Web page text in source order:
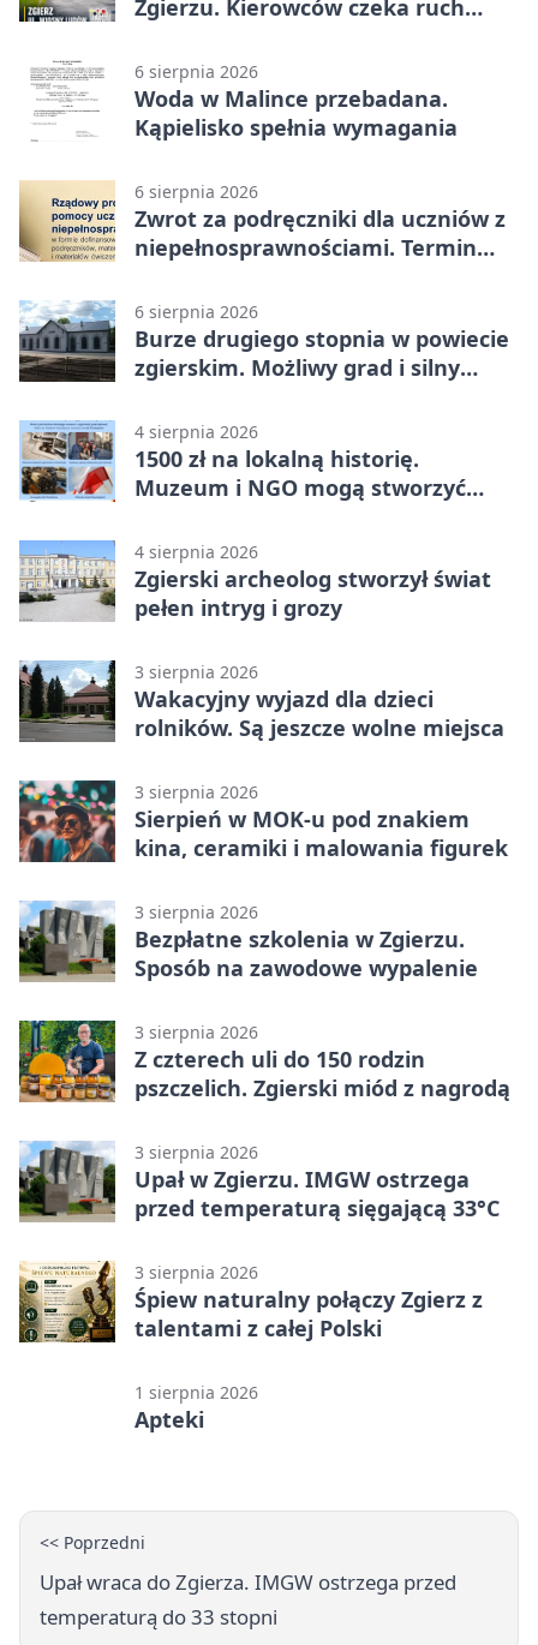
Zgierzu. Kierowców czeka ruch
6 sierpnia 2026
Woda w Malince przebadana.
Kąpielisko spełnia wymagania
6 sierpnia 2026
Zwrot za podręczniki dla uczniów z
niepełnosprawnościami. Termin
6 sierpnia 2026
Burze drugiego stopnia w powiecie
zgierskim. Możliwy grad i silny
4 sierpnia 2026
1500 zł na lokalną historię.
Muzeum i NGO mogą stworzyć
4 sierpnia 2026
Zgierski archeolog stworzył świat
pełen intryg i grozy
3 sierpnia 2026
Wakacyjny wyjazd dla dzieci
rolników. Są jeszcze wolne miejsca
3 sierpnia 2026
Sierpień w MOK-u pod znakiem
kina, ceramiki i malowania figurek
3 sierpnia 2026
Bezpłatne szkolenia w Zgierzu.
Sposób na zawodowe wypalenie
3 sierpnia 2026
Z czterech uli do 150 rodzin
pszczelich. Zgierski miód z nagrodą
3 sierpnia 2026
Upał w Zgierzu. IMGW ostrzega
przed temperaturą sięgającą 33°C
3 sierpnia 2026
Śpiew naturalny połączy Zgierz z
talentami z całej Polski
1 sierpnia 2026
Apteki
<< Poprzedni
Upał wraca do Zgierza. IMGW ostrzega przed
temperaturą do 33 stopni